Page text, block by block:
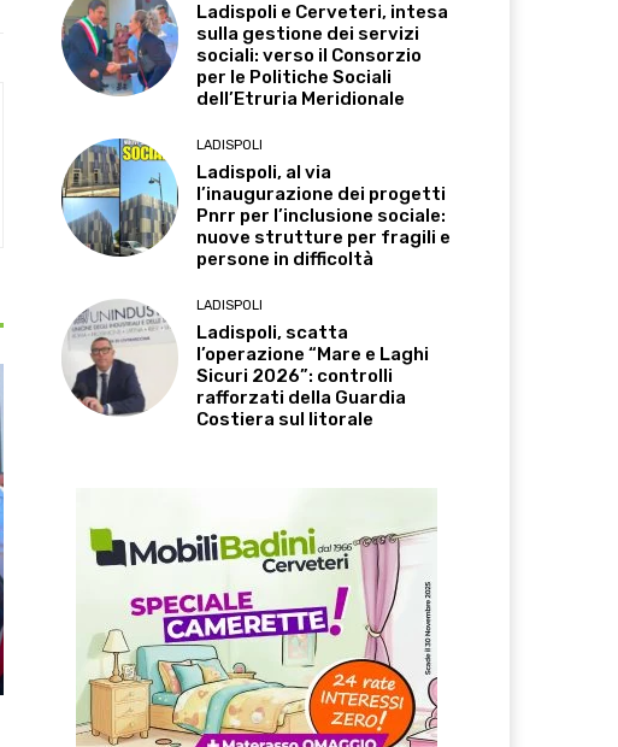
Ladispoli e Cerveteri, intesa
sulla gestione dei servizi
sociali: verso il Consorzio
per le Politiche Sociali
dell’Etruria Meridionale
LADISPOLI
Ladispoli, al via
l’inaugurazione dei progetti
Pnrr per l’inclusione sociale:
nuove strutture per fragili e
persone in difficoltà
LADISPOLI
Ladispoli, scatta
l’operazione “Mare e Laghi
Sicuri 2026”: controlli
rafforzati della Guardia
Costiera sul litorale